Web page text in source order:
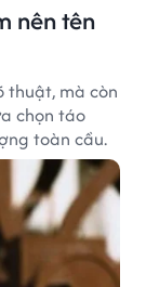
nên tên
thuật, mà còn
chọn táo
toàn cầu.